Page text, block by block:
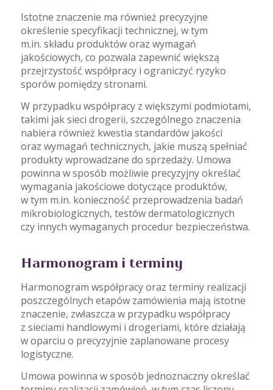
Istotne znaczenie ma również precyzyjne
określenie specyfikacji technicznej, w tym
m.in. składu produktów oraz wymagań
jakościowych, co pozwala zapewnić większą
przejrzystość współpracy i ograniczyć ryzyko
sporów pomiędzy stronami.
W przypadku współpracy z większymi podmiotami,
takimi jak sieci drogerii, szczególnego znaczenia
nabiera również kwestia standardów jakości
oraz wymagań technicznych, jakie muszą spełniać
produkty wprowadzane do sprzedaży. Umowa
powinna w sposób możliwie precyzyjny określać
wymagania jakościowe dotyczące produktów,
w tym m.in. konieczność przeprowadzenia badań
mikrobiologicznych, testów dermatologicznych
czy innych wymaganych procedur bezpieczeństwa.
Harmonogram i terminy
Harmonogram współpracy oraz terminy realizacji
poszczególnych etapów zamówienia mają istotne
znaczenie, zwłaszcza w przypadku współpracy
z sieciami handlowymi i drogeriami, które działają
w oparciu o precyzyjnie zaplanowane procesy
logistyczne.
Umowa powinna w sposób jednoznaczny określać